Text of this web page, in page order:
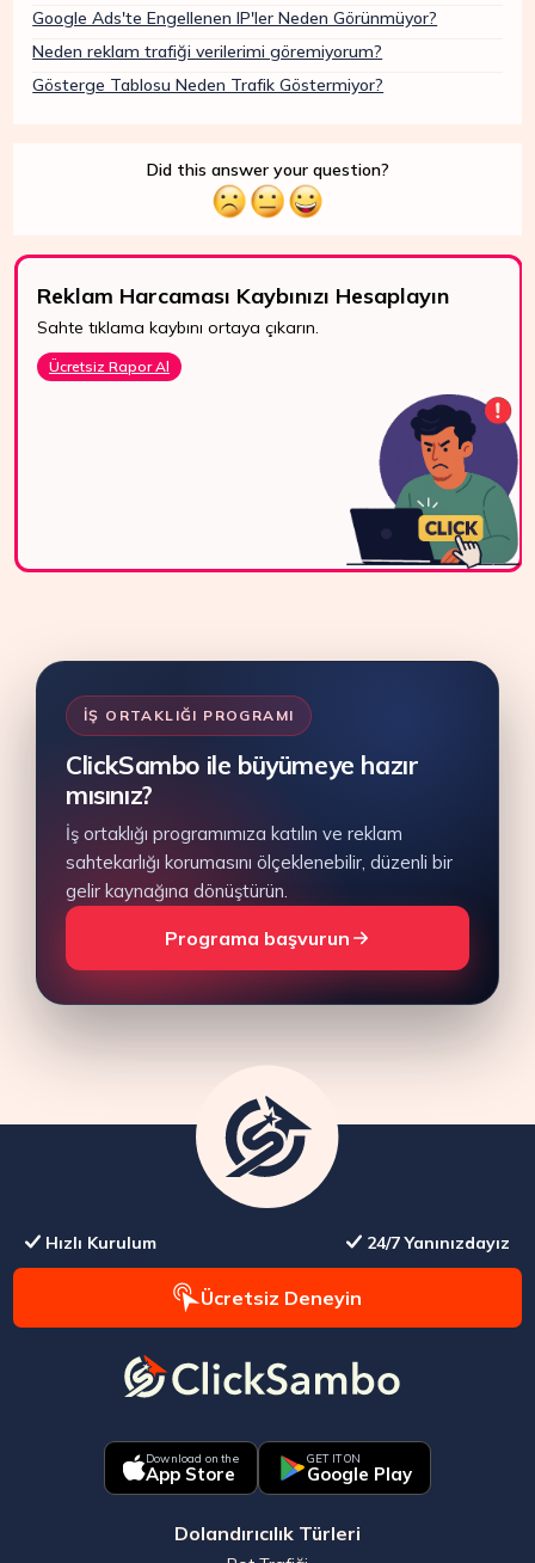
Google Ads'te Engellenen IP'ler Neden Görünmüyor?
Neden reklam trafiği verilerimi göremiyorum?
Gösterge Tablosu Neden Trafik Göstermiyor?
Did this answer your question?
Reklam Harcaması Kaybınızı Hesaplayın
Sahte tıklama kaybını ortaya çıkarın.
Ücretsiz Rapor Al
İŞ ORTAKLIĞI PROGRAMI
ClickSambo ile büyümeye hazır
mısınız?
İş ortaklığı programımıza katılın ve reklam
sahtekarlığı korumasını ölçeklenebilir, düzenli bir
gelir kaynağına dönüştürün.
Programa başvurun
Hızlı Kurulum 24/7 Yanınızdayız
Ücretsiz Deneyin
Download on the
App Store
GET IT ON
Google Play
Dolandırıcılık Türleri